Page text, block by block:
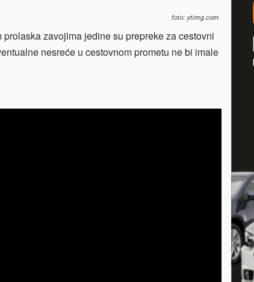
foto: ytimg.com
zavojima jedine su prepreke za cestovni
nesreće u cestovnom prometu ne bi imale